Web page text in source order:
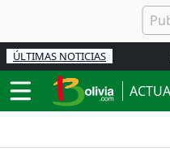
ÚLTIMAS NOTICIAS